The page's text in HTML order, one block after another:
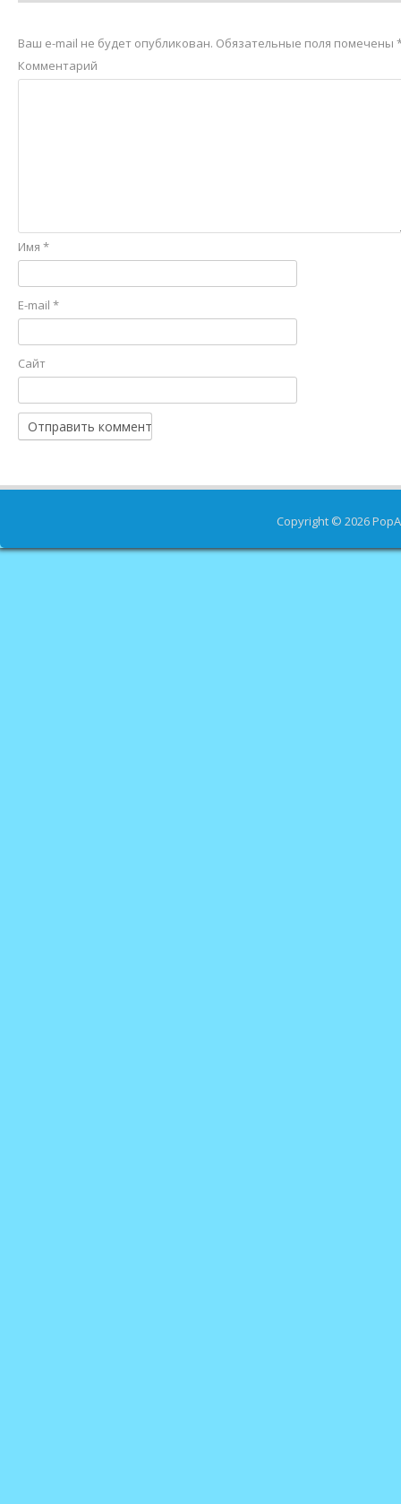
Ваш e-mail не будет опубликован. Обязательные поля помечены
Комментарий
Имя *
E-mail *
Сайт
Copyright © 2026